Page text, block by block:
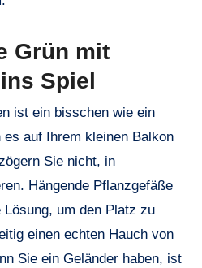
Grün mit
Spiel
ist ein bisschen wie ein
es auf Ihrem kleinen Balkon
Sie nicht, in
Hängende Pflanzgefäße
um den Platz zu
einen echten Hauch von
Sie ein Geländer haben, ist